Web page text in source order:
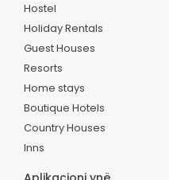
Hostel
Holiday Rentals
Guest Houses
Resorts
Home stays
Boutique Hotels
Country Houses
Inns